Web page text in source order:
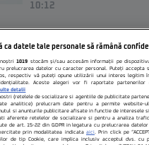
10:12
ca datele tale personale să rămână
noștri1019 stocăm și/sau accesăm informații pe
prelucrarea datelor cu caracter personal. Puteți accepta
respectiv vă puteți opune utilizării unui interes legitim
Aceste alegeri vor fi raportate
detalii
(retelele de socializare si agentiile de publicitate
analitice) prelucram date pentru a permite website-
si anunturile publicitare afisate in functie de interesele
aferente retelelor de socializare si pentru a analiza
de art. 15-22 din GDPR in legatura cu prelucrarea
prin modalitatea indicata aici. Prin click pe
de tip Cookie, care implica inclusiv acceptul dvs. cu